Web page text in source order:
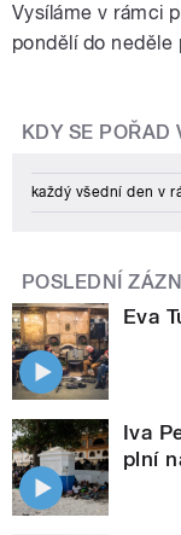
Vysíláme v rámci
pondělí do neděle
KDY SE POŘAD
každý všední den v
POSLEDNÍ
Eva
Iva
plní